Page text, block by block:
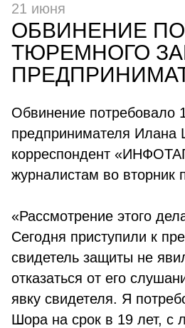
21 июня
ОБВИНЕНИЕ
ТЮРЕМНОГО
Обвинение потребовало
предпринимателя Илана
корреспондент
журналистам во вторник
«Рассмотрение этого
Сегодня приступили к
свидетель защиты не
отказаться от его
явку свидетеля. Я
Шора на срок в 19 лет, с